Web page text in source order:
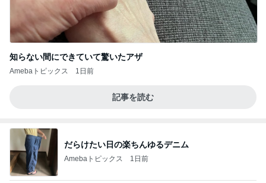
知らない間にできていて驚いたアザ
Amebaトピックス 1日前
記事を読む
だらけたい日の楽ちんゆるデニム
Amebaトピックス 1日前